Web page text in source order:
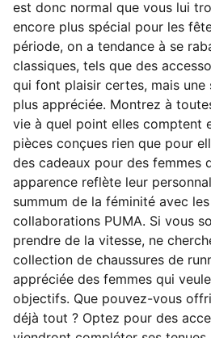
est donc normal que vous lui
encore plus spécial pour les
période, on a tendance à se
classiques, tels que des
qui font plaisir certes, mais une
plus appréciée. Montrez à
vie à quel point elles comptent
pièces conçues rien que pour
des cadeaux pour des femmes
apparence reflète leur
summum de la féminité avec
collaborations PUMA. Si vous
prendre de la vitesse, ne
collection de chaussures de
appréciée des femmes qui
objectifs. Que pouvez-vous
déjà tout ? Optez pour des